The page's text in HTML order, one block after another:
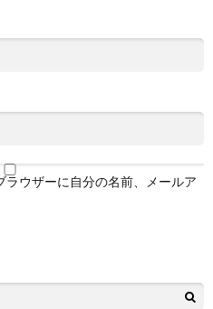
ウザーに自分の名前、メールア